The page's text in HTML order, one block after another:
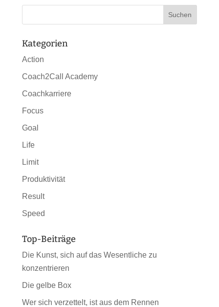
Kategorien
Action
Coach2Call Academy
Coachkarriere
Focus
Goal
Life
Limit
Produktivität
Result
Speed
Top-Beiträge
Die Kunst, sich auf das Wesentliche zu
konzentrieren
Die gelbe Box
Wer sich verzettelt, ist aus dem Rennen